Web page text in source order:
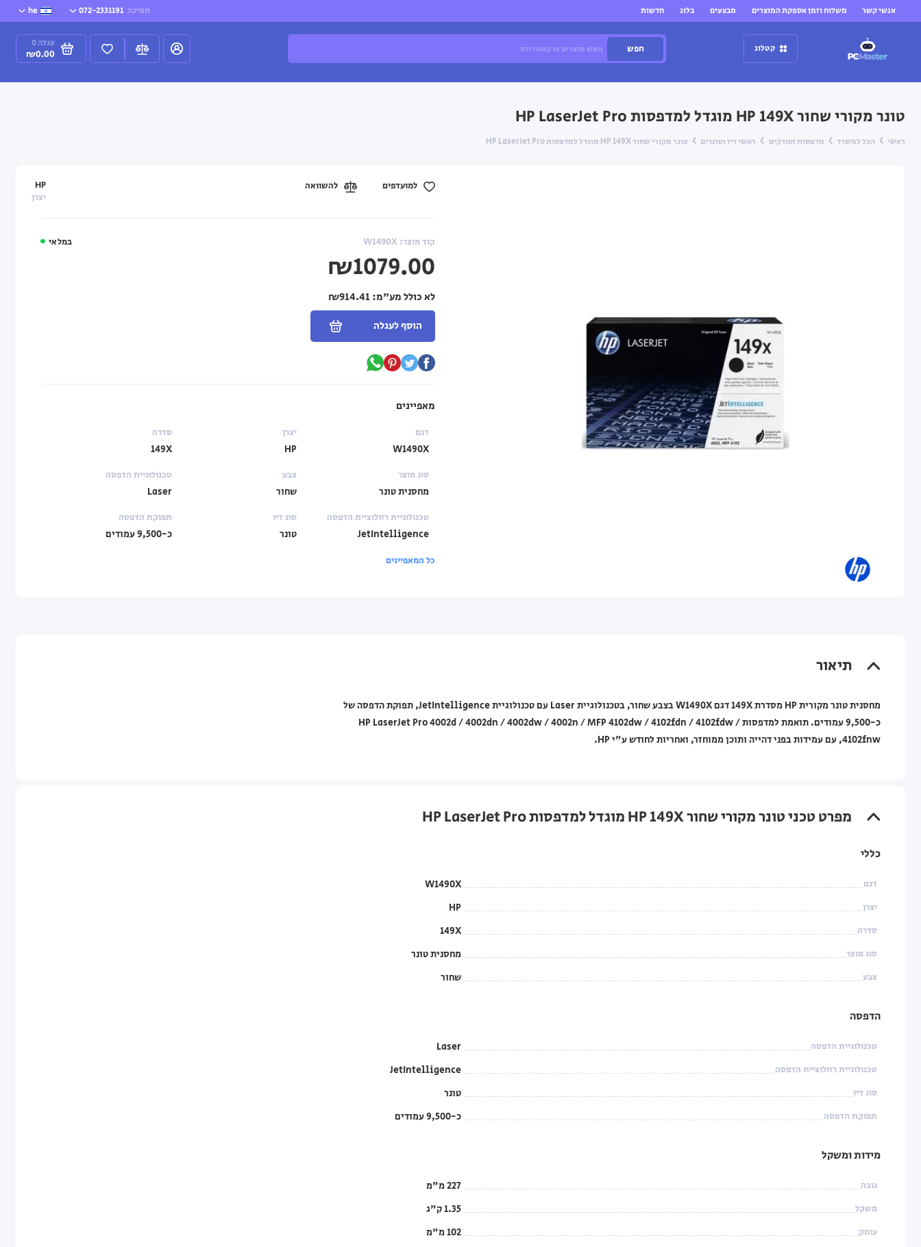
אנשי קשר משלוח וזמן אספקת המוצרים מבצעים בלוג חדשות תמיכה 072-2331191
he
קטלוג חפש עגלה 0
₪0.00
טונר מקורי שחור HP 149X מוגדל למדפסות HP LaserJet Pro
ראשי הכל למשרד מדפסות וסורקים ראשי דיו וטונרים טונר מקורי שחור HP 149X מוגדל למדפסות HP LaserJet Pro
במלאי קוד מוצר: W1490X
HP
יצרן
₪1079.00
לא כולל מע"מ:
הוסף לעגלה
למועדפים להשוואה
מאפיינים
דגם
W1490X
יצרן
HP
סדרה
149X
סוג מוצר
מחסנית טונר
צבע
שחור
טכנולוגיית הדפסה
Laser
טכנולוגיית רזולוציית הדפסה
JetIntelligence
סוג דיו
טונר
תפוקת הדפסה
כ-9,500 עמודים
כל המאפיינים
תיאור
מחסנית טונר מקורית HP מסדרת 149X דגם W1490X בצבע שחור, בטכנולוגיית Laser עם טכנולוגיית JetIntelligence, תפוקת הדפסה של
כ-9,500 עמודים. תואמת למדפסות HP LaserJet Pro 4002d / 4002dn / 4002dw / 4002n / MFP 4102dw / 4102fdn / 4102fdw /
4102fnw, עם עמידות בפני דהייה ותוכן ממוחזר, ואחריות לחודש ע"י HP.
מפרט טכני טונר מקורי שחור HP 149X מוגדל למדפסות HP LaserJet Pro
כללי
דגם W1490X
יצרן HP
סדרה 149X
סוג מוצר מחסנית טונר
צבע שחור
הדפסה
טכנולוגיית הדפסה Laser
טכנולוגיית רזולוציית הדפסה JetIntelligence
סוג דיו טונר
תפוקת הדפסה כ-9,500 עמודים
מידות ומשקל
גובה 227 מ"מ
משקל 1.35 ק"ג
עומק 102 מ"מ